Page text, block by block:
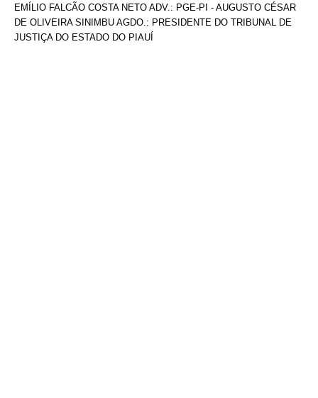
EMÍLIO FALCÃO COSTA NETO ADV.: PGE-PI - AUGUSTO CÉSAR
DE OLIVEIRA SINIMBU AGDO.: PRESIDENTE DO TRIBUNAL DE
JUSTIÇA DO ESTADO DO PIAUÍ